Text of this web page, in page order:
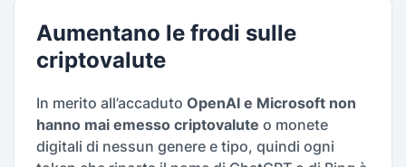
Aumentano le frodi sulle
criptovalute
In merito all’accaduto OpenAI e Microsoft non
hanno mai emesso criptovalute o monete
digitali di nessun genere e tipo, quindi ogni